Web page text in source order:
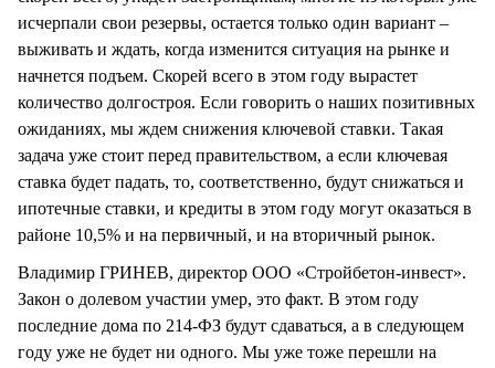
исчерпали свои резервы, остается только один вариант –
выживать и ждать, когда изменится ситуация на рынке и
начнется подъем. Скорей всего в этом году вырастет
количество долгостроя. Если говорить о наших позитивных
ожиданиях, мы ждем снижения ключевой ставки. Такая
задача уже стоит перед правительством, а если ключевая
ставка будет падать, то, соответственно, будут снижаться и
ипотечные ставки, и кредиты в этом году могут оказаться в
районе 10,5% и на первичный, и на вторичный рынок.
Владимир ГРИНЕВ, директор ООО «Стройбетон-инвест».
Закон о долевом участии умер, это факт. В этом году
последние дома по 214-ФЗ будут сдаваться, а в следующем
году уже не будет ни одного. Мы уже тоже перешли на